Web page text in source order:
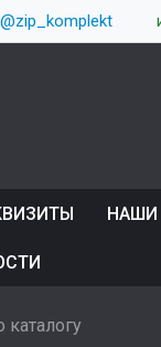
НАШИ